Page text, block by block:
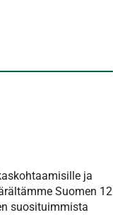
ja
Suomen 12
suosituimmista